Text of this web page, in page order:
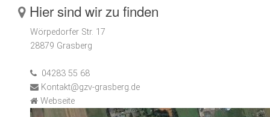
Hier sind wir zu finden
Wörpedorfer Str. 17
28879 Grasberg
04283 55 68
Kontakt@gzv-grasberg.de
Webseite